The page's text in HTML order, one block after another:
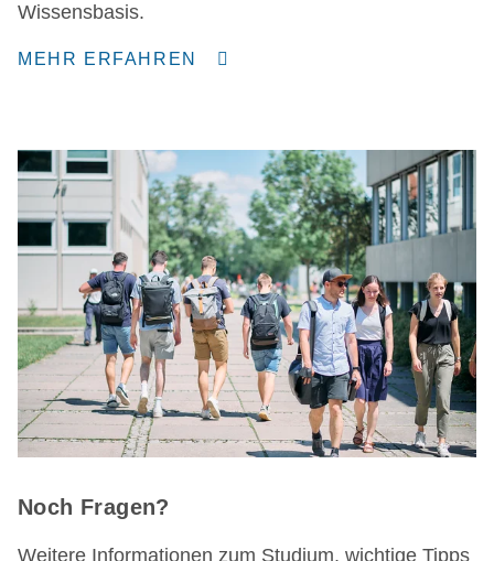
Wissensbasis.
MEHR ERFAHREN
Noch Fragen?
Weitere Informationen zum Studium, wichtige Tipps